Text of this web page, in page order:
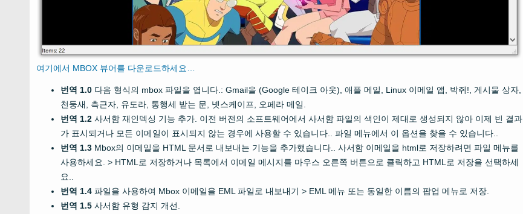
여기에서 MBOX 뷰어를 다운로드하세요…
번역 1.0 다음 형식의 mbox 파일을 엽니다.: Gmail을 (Google 테이크 아웃), 애플 메일, Linux 이메일 앱, 박쥐!, 게시물 상자,
천둥새, 측근자, 유도라, 통행세 받는 문, 넷스케이프, 오페라 메일.
번역 1.2 사서함 재인덱싱 기능 추가. 이전 버전의 소프트웨어에서 사서함 파일의 색인이 제대로 생성되지 않아 이제 빈 결과
가 표시되거나 모든 이메일이 표시되지 않는 경우에 사용할 수 있습니다.. 파일 메뉴에서 이 옵션을 찾을 수 있습니다..
번역 1.3 Mbox의 이메일을 HTML 문서로 내보내는 기능을 추가했습니다.. 사서함 이메일을 html로 저장하려면 파일 메뉴를
사용하세요. > HTML로 저장하거나 목록에서 이메일 메시지를 마우스 오른쪽 버튼으로 클릭하고 HTML로 저장을 선택하세
요..
번역 1.4 파일을 사용하여 Mbox 이메일을 EML 파일로 내보내기 > EML 메뉴 또는 동일한 이름의 팝업 메뉴로 저장.
번역 1.5 사서함 유형 감지 개선.